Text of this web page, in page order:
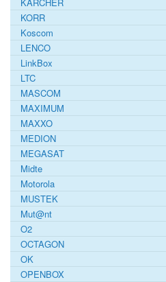
KORR
Koscom
LENCO
LinkBox
LTC
MASCOM
MAXIMUM
MAXXO
MEDION
MEGASAT
Midte
Motorola
MUSTEK
Mut@nt
O2
OCTAGON
OK
OPENBOX